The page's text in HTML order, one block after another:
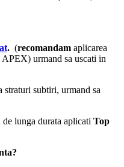
. (recomandam aplicarea
urmand sa uscati in
straturi subtiri, urmand sa
lunga durata aplicati Top